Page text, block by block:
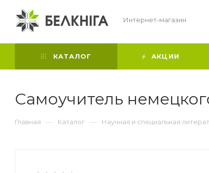
Интернет-магазин
КАТАЛОГ АКЦИИ
Самоучитель
Главная — Каталог — Научная и специальная